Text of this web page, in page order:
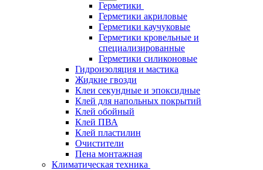
Герметики
Герметики акриловые
Герметики каучуковые
Герметики кровельные и
специализированные
Герметики силиконовые
Гидроизоляция и мастика
Жидкие гвозди
Клеи секундные и эпоксидные
Клей для напольных покрытий
Клей обойный
Клей ПВА
Клей пластилин
Очистители
Пена монтажная
Климатическая техника